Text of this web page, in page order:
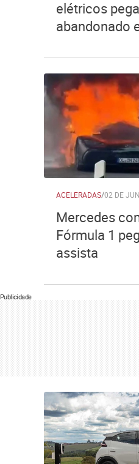
elétricos
abandonado
ACELERADAS/02 DE
Mercedes
Fórmula 1
assista
Publicidade